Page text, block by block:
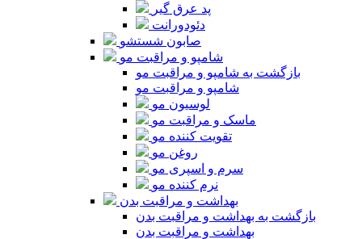
پد عرق گیر
دئودورانت
صابون شستشو
شامپو و مراقبت مو
بازگشت به شامپو و مراقبت مو
شامپو و مراقبت مو
لوسیون مو
ماسک و مراقبت مو
تقویت کننده مو
روغن مو
سرم و اسپری مو
نرم کننده مو
بهداشت و مراقبت بدن
بازگشت به بهداشت و مراقبت بدن
بهداشت و مراقبت بدن